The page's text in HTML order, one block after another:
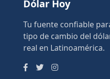
Dólar Hoy
Tu fuente confiable
tipo de cambio del
real en Latinoamérica.